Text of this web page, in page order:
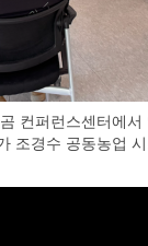
컨퍼런스센터에
조경수 공동농업